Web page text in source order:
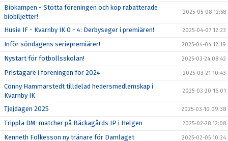
Biokampen - Stötta föreningen och köp rabatterade
biobiljetter!
2025-05-08 12:58
Husie IF - Kvarnby IK 0 - 4: Derbyseger i premiären! 2025-04-07 12:23
Inför söndagens seriepremiärer! 2025-04-04 12:19
Nystart för fotbollsskolan! 2025-03-24 08:42
Pristagare i föreningen för 2024 2025-03-21 10:43
Conny Hammarstedt tilldelad hedersmedlemskap i
Kvarnby IK
2025-03-20 16:01
Tjejdagen 2025 2025-03-10 09:38
Trippla DM-matcher på Bäckagårds IP i Helgen 2025-02-28 12:08
Kenneth Folkesson ny tränare för Damlaget 2025-02-05 10:24